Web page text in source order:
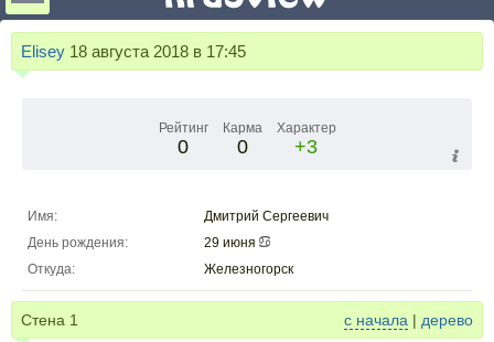
Elisey 18 августа 2018 в 17:45
Рейтинг
0
Карма
0
Характер
+3
Имя:
Дмитрий Сергеевич
День рождения:
29 июня
Откуда:
Железногорск
Стена 1 с начала | дерево